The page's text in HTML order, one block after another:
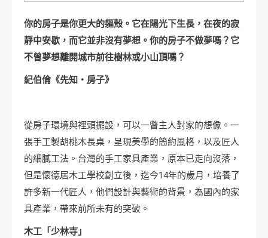
你的房子是你更大的軀殼。它在陽光下生長，在夜的寂
靜中安歇，而它並非沒有夢想。你的房子不做夢嗎？它
不曾夢想離開城市前往樹林或小山頂嗎？
紀伯倫《先知‧房子》
從房子環境與裡頭擺設，可以一瞥主人對家的想像。一
張手工製胡桃木長桌，呈現美學的簡約風格，以及匠人
的細膩工法。台灣的手工家具產業，原本已走向沒落，
但是懷德居木工學校創立後，迄今14年的歲月，培養了
許多新一代匠人，他們設計與藝術的背景，為國內的家
具產業，帶來前所未有的突破。
木工「少林寺」